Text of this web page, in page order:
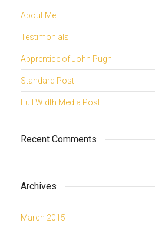
About Me
Testimonials
Apprentice of John Pugh
Standard Post
Full Width Media Post
Recent Comments
Archives
March 2015